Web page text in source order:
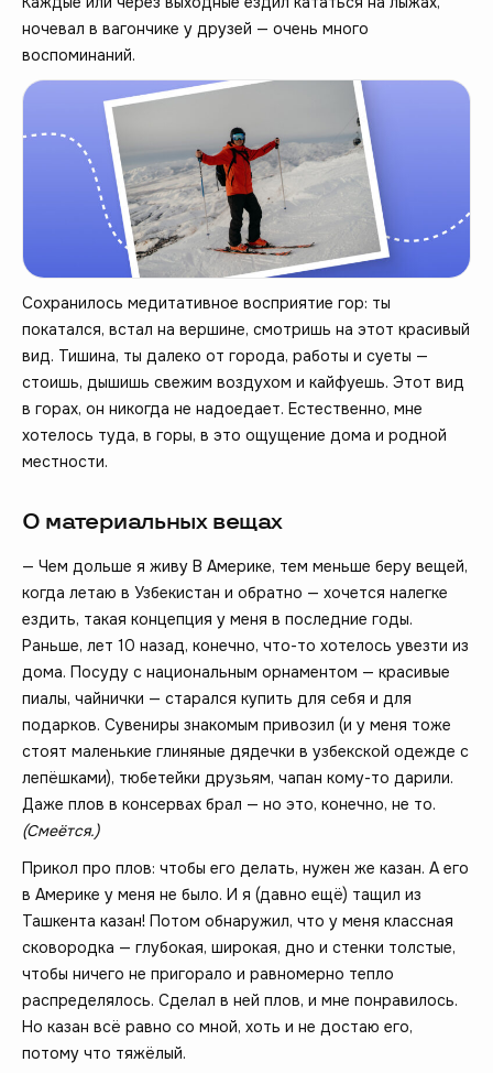
ночевал в вагончике у друзей — очень много
воспоминаний.
Сохранилось медитативное восприятие гор: ты
покатался, встал на вершине, смотришь на этот красивый
вид. Тишина, ты далеко от города, работы и суеты —
стоишь, дышишь свежим воздухом и кайфуешь. Этот вид
в горах, он никогда не надоедает. Естественно, мне
хотелось туда, в горы, в это ощущение дома и родной
местности.
О материальных вещах
— Чем дольше я живу В Америке, тем меньше беру вещей,
когда летаю в Узбекистан и обратно — хочется налегке
ездить, такая концепция у меня в последние годы.
Раньше, лет 10 назад, конечно, что-то хотелось увезти из
дома. Посуду с национальным орнаментом — красивые
пиалы, чайнички — старался купить для себя и для
подарков. Сувениры знакомым привозил (и у меня тоже
стоят маленькие глиняные дядечки в узбекской одежде с
лепёшками), тюбетейки друзьям, чапан кому-то дарили.
Даже плов в консервах брал — но это, конечно, не то.
(Смеётся.)
Прикол про плов: чтобы его делать, нужен же казан. А его
в Америке у меня не было. И я (давно ещё) тащил из
Ташкента казан! Потом обнаружил, что у меня классная
сковородка — глубокая, широкая, дно и стенки толстые,
чтобы ничего не пригорало и равномерно тепло
распределялось. Сделал в ней плов, и мне понравилось.
Но казан всё равно со мной, хоть и не достаю его,
потому что тяжёлый.